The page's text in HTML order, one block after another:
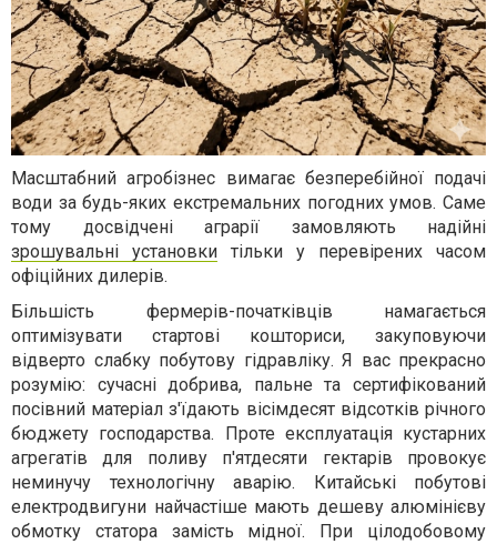
Масштабний агробізнес вимагає безперебійної подачі
води за будь-яких екстремальних погодних умов. Саме
тому досвідчені аграрії замовляють надійні
зрошувальні установки тільки у перевірених часом
офіційних дилерів.
Більшість фермерів-початківців намагається
оптимізувати стартові кошториси, закуповуючи
відверто слабку побутову гідравліку. Я вас прекрасно
розумію: сучасні добрива, пальне та сертифікований
посівний матеріал з'їдають вісімдесят відсотків річного
бюджету господарства. Проте експлуатація кустарних
агрегатів для поливу п'ятдесяти гектарів провокує
неминучу технологічну аварію. Китайські побутові
електродвигуни найчастіше мають дешеву алюмінієву
обмотку статора замість мідної. При цілодобовому